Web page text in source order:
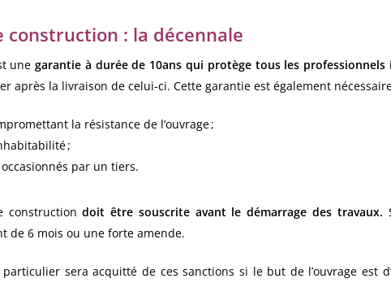
construction : la décennale
unegarantie à durée de 10ans qui protège tous les professionnels
après la livraison de celui-ci. Cette garantie est également
la résistance de l’ouvrage ;
;
par un tiers.
constructiondoit être souscrite avant le démarrage des travaux.
de 6 mois ou une forte amende.
sera acquitté de ces sanctions si le but de l’ouvrage